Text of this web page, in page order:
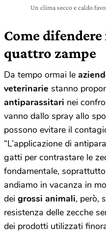
Un clima secco e caldo
Come
quattro zampe
Da tempo ormai le
veterinarie stanno
antiparassitari nei
vanno dallo spray allo
possono evitare il
“L’applicazione di
gatti per contrastare le
fondamentale,
andiamo in vacanza in
dei grossi animali, però,
resistenza delle zecche
dei prodotti utilizzati